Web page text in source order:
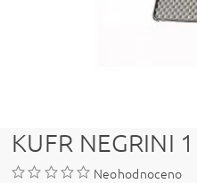
KUFR NEGRINI
Neohodnoceno